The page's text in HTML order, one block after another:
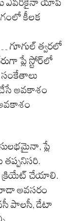
ఎవరికైనా యాప్
కీలక
గూగుల్ త్వరలో
ప్లే స్టోర్‌లో
సంకేతాలు
చేసే అవకాశం
ప్లే
క్రియేట్ చేయాలి.
అవసరం
పాలసీ, డేటా